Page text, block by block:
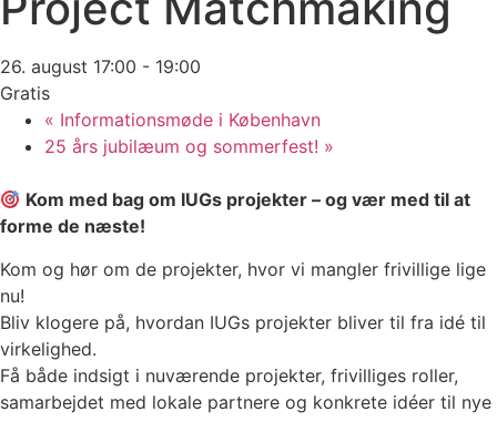
26. august 17:00 - 19:00
Gratis
« Informationsmøde i København
25 års jubilæum og sommerfest! »
Kom med bag om IUGs projekter – og vær med til at
forme de næste!
Kom og hør om de projekter, hvor vi mangler frivillige lige
nu!
Bliv klogere på, hvordan IUGs projekter bliver til fra idé til
virkelighed.
Få både indsigt i nuværende projekter, frivilliges roller,
samarbejdet med lokale partnere og konkrete idéer til nye